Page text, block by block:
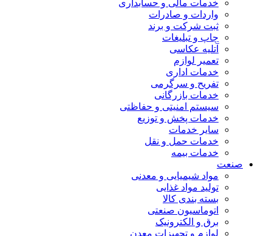
خدمات مالی و حسابداری
واردات و صادرات
ثبت شرکت و برند
چاپ و تبلیغات
آتلیه عکاسی
تعمیر لوازم
خدمات اداری
تفریح و سرگرمی
خدمات بازرگانی
سیستم امنیتی و حفاظتی
خدمات پخش و توزیع
سایر خدمات
خدمات حمل و نقل
خدمات بیمه
صنعت
مواد شیمیایی و معدنی
تولید مواد غذایی
بسته بندی کالا
اتوماسیون صنعتی
برق و الکترونیک
لوازم و تجهیزات معدن